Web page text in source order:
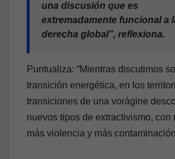
una discusión que es
extremadamente funcional a
derecha global”, reflexiona.
Puntualiza: “Mientras discutimos
transición energética, en los
transiciones de una vorágine
nuevos tipos de extractivismo, con
más violencia y más